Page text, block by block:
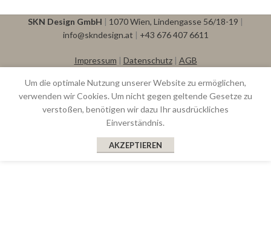
SKN Design GmbH | 1070 Wien, Lindengasse 56/18-19 |
info@skndesign.at | +43 676 407 6611
Impressum | Datenschutz| AGB
Um die optimale Nutzung unserer Website zu ermöglichen,
verwenden wir Cookies. Um nicht gegen geltende Gesetze zu
verstoßen, benötigen wir dazu Ihr ausdrückliches
Einverständnis.
AKZEPTIEREN